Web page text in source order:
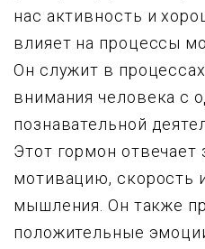
нас активность и
влияет на процессы
Он служит в
внимания человека с
познавательной
Этот гормон отвечает
мотивацию, скорость
мышления. Он также
положительные